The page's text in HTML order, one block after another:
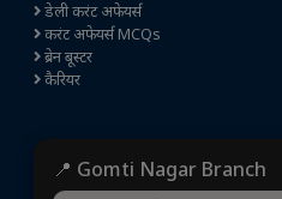
डेली करंट अफेयर्स
करंट अफेयर्स MCQs
ब्रेन बूस्टर
कैरियर
📍 Gomti Nagar Branch